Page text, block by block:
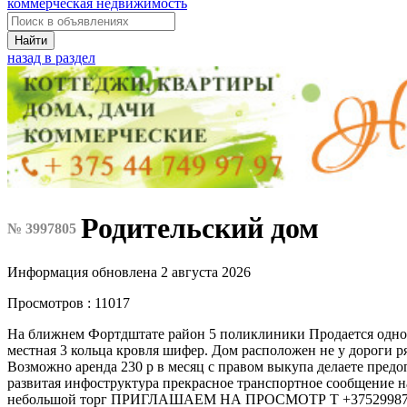
коммерческая недвижимость
Найти
назад в раздел
№ 3997805 Родительский дом
Информация обновлена 2 августа 2026
Просмотров : 11017
На ближнем Фортдштате район 5 поликлиники Продается
местная 3 кольца кровля шифер. Дом расположен не у дороги
Возможно аренда 230 р в месяц с правом выкупа делаете
развитая инфоструктура прекрасное транспортное
небольшой торг ПРИГЛАШАЕМ НА ПРОСМОТР Т